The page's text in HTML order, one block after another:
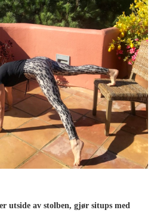
utside av stolben, gjør situps med